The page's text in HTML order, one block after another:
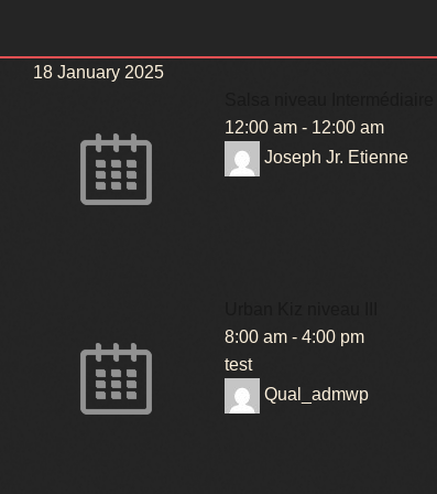
WEST COAST SWING
18 January 2025
12:00 am - 12:00 am
Joseph Jr. Etienne
8:00 am - 4:00 pm
test
Qual_admwp